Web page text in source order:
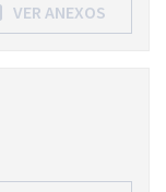
VER ANEXOS